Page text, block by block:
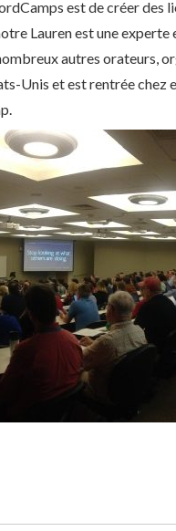
est de créer des
Lauren est une experte
autres orateurs,
Unis et est rentrée chez